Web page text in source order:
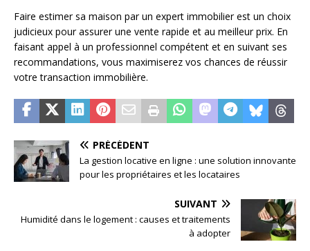
Faire estimer sa maison par un expert immobilier est un choix
judicieux pour assurer une vente rapide et au meilleur prix. En
faisant appel à un professionnel compétent et en suivant ses
recommandations, vous maximiserez vos chances de réussir
votre transaction immobilière.
PRÉCÉDENT
La gestion locative en ligne : une solution innovante
pour les propriétaires et les locataires
SUIVANT
Humidité dans le logement : causes et traitements
à adopter